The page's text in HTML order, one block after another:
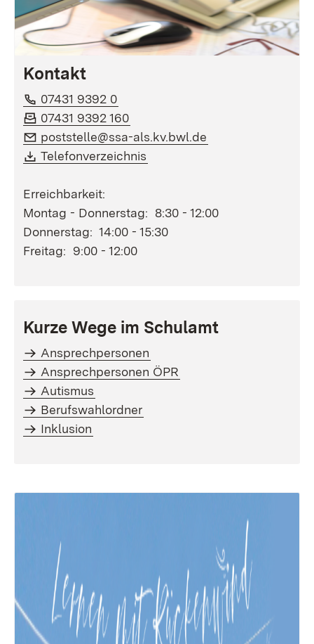
Kontakt
Telefon:
07431 9392 0
Fax:
07431 9392 160
E-Mail:
poststelle@ssa-als.kv.bwl.de
Download:
Telefonverzeichnis
Erreichbarkeit:
Montag - Donnerstag: 8:30 - 12:00
Donnerstag: 14:00 - 15:30
Freitag: 9:00 - 12:00
Kurze Wege im Schulamt
Ansprechpersonen
Ansprechpersonen ÖPR
Autismus
Berufswahlordner
Inklusion